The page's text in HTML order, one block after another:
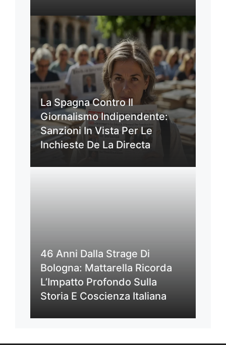
La Spagna Contro Il
Giornalismo Indipendente:
Sanzioni In Vista Per Le
Inchieste De La Directa
46 Anni Dalla Strage Di
Bologna: Mattarella Ricorda
L’Impatto Profondo Sulla
Storia E Coscienza Italiana